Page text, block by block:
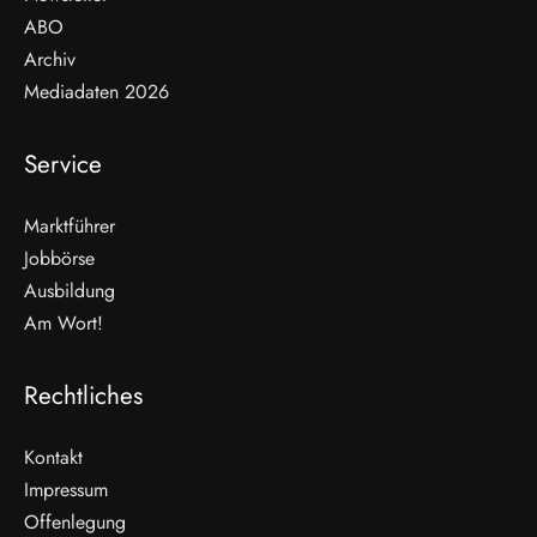
WEITERLESEN
ABO
Archiv
Mediadaten 2026
Service
Marktführer
Jobbörse
Ausbildung
Am Wort!
Rechtliches
Kontakt
Impressum
Offenlegung